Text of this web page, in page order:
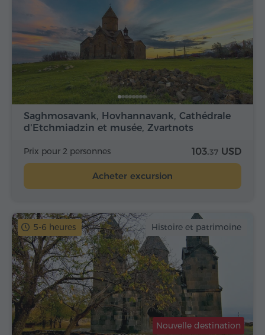
Saghmosavank, Hovhannavank, Cathédrale
d'Etchmiadzin et musée, Zvartnots
Prix pour 2 personnes 103.37 USD
Acheter excursion
5-6 heures Histoire et patrimoine
Nouvelle destination